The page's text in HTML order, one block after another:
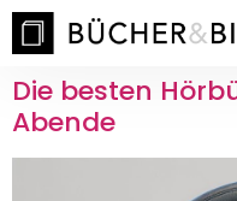
Die besten
Abende